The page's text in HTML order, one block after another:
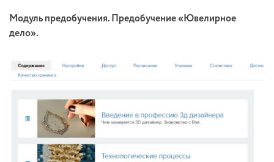
Модуль предобучения. Предобучение «Ювелирное
дело».